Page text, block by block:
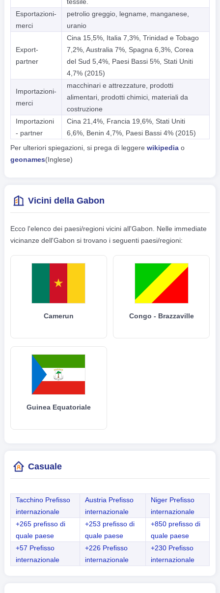
Esportazioni-
merci
petrolio greggio, legname, manganese,
uranio
Export-
partner
Cina 15,5%, Italia 7,3%, Trinidad e Tobago
7,2%, Australia 7%, Spagna 6,3%, Corea
del Sud 5,4%, Paesi Bassi 5%, Stati Uniti
4,7% (2015)
Importazioni-
merci
macchinari e attrezzature, prodotti
alimentari, prodotti chimici, materiali da
costruzione
Importazioni
- partner
Cina 21,4%, Francia 19,6%, Stati Uniti
6,6%, Benin 4,7%, Paesi Bassi 4% (2015)
Per ulteriori spiegazioni, si prega di leggere wikipediao
geonames(Inglese)
Vicini della Gabon
Ecco l'elenco dei paesi/regioni vicini all'Gabon. Nelle immediate
vicinanze dell'Gabon si trovano i seguenti paesi/regioni:
Camerun Congo - Brazzaville
Guinea Equatoriale
Casuale
Tacchino Prefisso
internazionale
Austria Prefisso
internazionale
Niger Prefisso
internazionale
+265 prefisso di
quale paese
+253 prefisso di
quale paese
+850 prefisso di
quale paese
+57 Prefisso
internazionale
+226 Prefisso
internazionale
+230 Prefisso
internazionale